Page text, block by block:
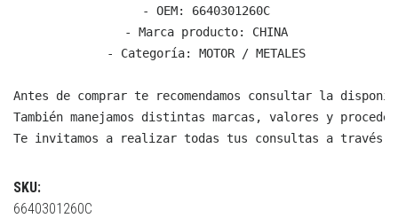
  - OEM: 6640301260C
  - Marca producto: CHINA
  - Categoría: MOTOR / METALES
Antes de comprar te recomendamos consultar la
También manejamos distintas marcas, valores y
Te invitamos a realizar todas tus consultas a través
SKU:
6640301260C